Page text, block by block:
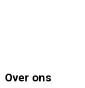
Over ons